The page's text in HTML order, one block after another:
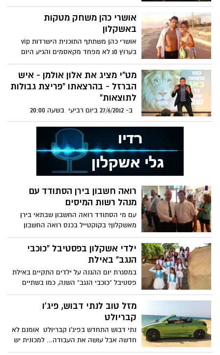
הדרום והפתיע את חברו למפלגת
אושרי כהן משחק מטקות
באשקלון
אושרי כהן משתתף התוכנית הישרדות vip
בערוץ 10 לא מפחד מקאסמים והגיע היום
לאשקלון לשחק מטקות עם בנות
מט"י מציג את אלון אולמן - איש
הברזל - בהרצאתו "פריצת גבולות
לתוצאות"
במלון "הולידיי אין" באשקלון, מט"י מציג
רואה חשבון בירן הסתודד עם
מנהל רשות המיסים
עם מי הסתודד רואה החשבון שבתאי בירן
מאשקלון? בקוקטייל בכנס רואה החשבון
שנערך באילת? ובכן, בירן,
ילדי אשקלון בפסטיבל "כוכבי
הנגב" באילת
במסגרת יום ההגנה על ילדים התקיים באילת
פסטיבל "כוכבי הנגב" השנה, כמו בשתיים
עשרה השנים האחרונות,
מזל טוב לנתי דבוש, פיג'ו
קבריולט
נתי דבוש התחדש בפיג'ו קבריולט אומנם לא
חדשה אבל עושה את העבודה... למכונית יש
שני מקומות מקדימה